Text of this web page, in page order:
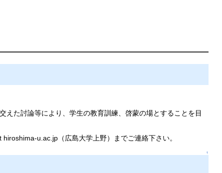
た討論等により、学生の教育訓練、啓蒙の場とすることを目
u.ac.jp（広島大学上野）までご連絡下さい。
↑